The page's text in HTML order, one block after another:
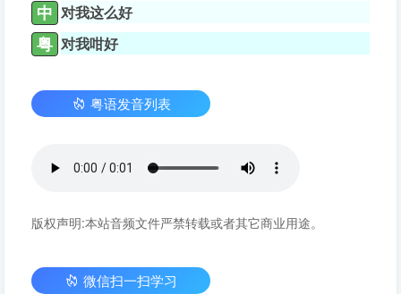
中 对我这么好
粤 对我咁好
粤语发音列表
版权声明:本站音频文件严禁转载或者其它商业用途。
微信扫一扫学习